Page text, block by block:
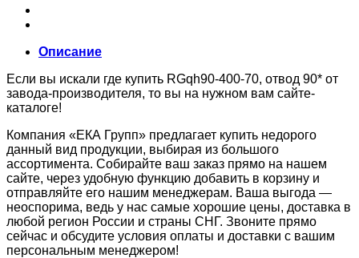
Описание
Если вы искали где купить RGqh90-400-70, отвод 90* от
завода-производителя, то вы на нужном вам сайте-
каталоге!
Компания «ЕКА Групп» предлагает купить недорого
данный вид продукции, выбирая из большого
ассортимента. Собирайте ваш заказ прямо на нашем
сайте, через удобную функцию добавить в корзину и
отправляйте его нашим менеджерам. Ваша выгода —
неоспорима, ведь у нас самые хорошие цены, доставка в
любой регион России и страны СНГ. Звоните прямо
сейчас и обсудите условия оплаты и доставки с вашим
персональным менеджером!